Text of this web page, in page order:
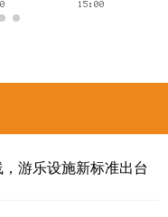
游乐设施新标准出台